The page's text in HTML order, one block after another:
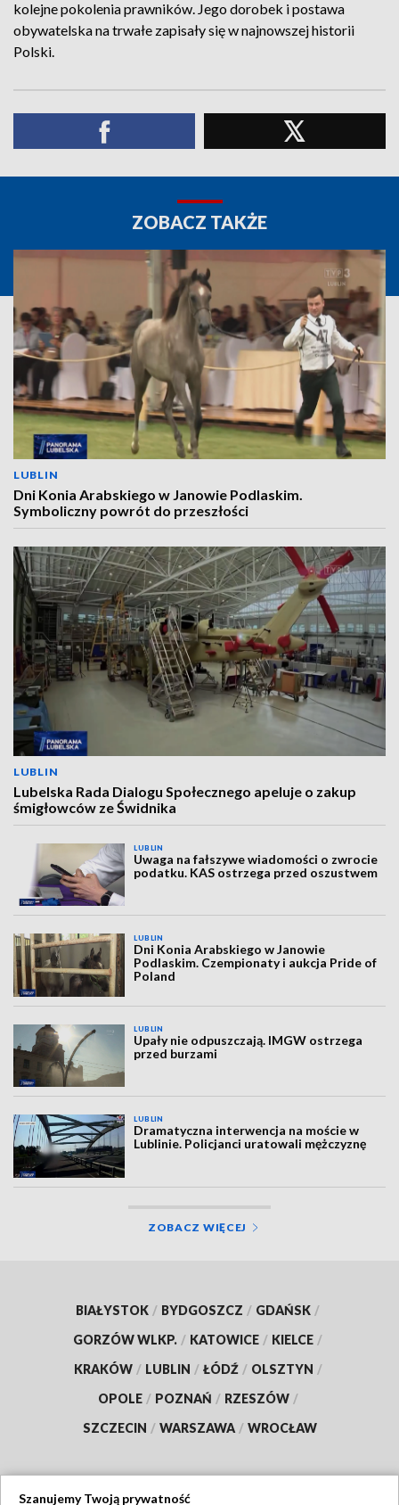
kolejne pokolenia prawników. Jego dorobek i postawa
obywatelska na trwałe zapisały się w najnowszej historii
Polski.
ZOBACZ TAKŻE
LUBLIN
Dni Konia Arabskiego w Janowie Podlaskim.
Symboliczny powrót do przeszłości
LUBLIN
Lubelska Rada Dialogu Społecznego apeluje o zakup
śmigłowców ze Świdnika
LUBLIN
Uwaga na fałszywe wiadomości o zwrocie
podatku. KAS ostrzega przed oszustwem
LUBLIN
Dni Konia Arabskiego w Janowie
Podlaskim. Czempionaty i aukcja Pride of
Poland
LUBLIN
Upały nie odpuszczają. IMGW ostrzega
przed burzami
LUBLIN
Dramatyczna interwencja na moście w
Lublinie. Policjanci uratowali mężczyznę
ZOBACZ WIĘCEJ
BIAŁYSTOK / BYDGOSZCZ / GDAŃSK /
GORZÓW WLKP. / KATOWICE / KIELCE /
KRAKÓW / LUBLIN / ŁÓDŹ / OLSZTYN /
OPOLE / POZNAŃ / RZESZÓW /
SZCZECIN / WARSZAWA / WROCŁAW
Szanujemy Twoją prywatność